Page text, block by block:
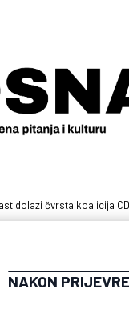
dolazi čvrsta koalicija
NAKON